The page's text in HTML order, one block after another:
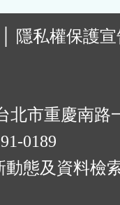
隱私權保護
北市重慶南路
0189
態及資料檢